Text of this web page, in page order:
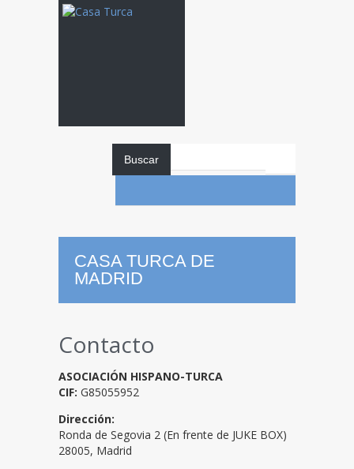
Buscar
CASA TURCA DE
MADRID
Contacto
ASOCIACIÓN HISPANO-TURCA
CIF: G85055952
Dirección:
Ronda de Segovia 2 (En frente de JUKE BOX)
28005, Madrid